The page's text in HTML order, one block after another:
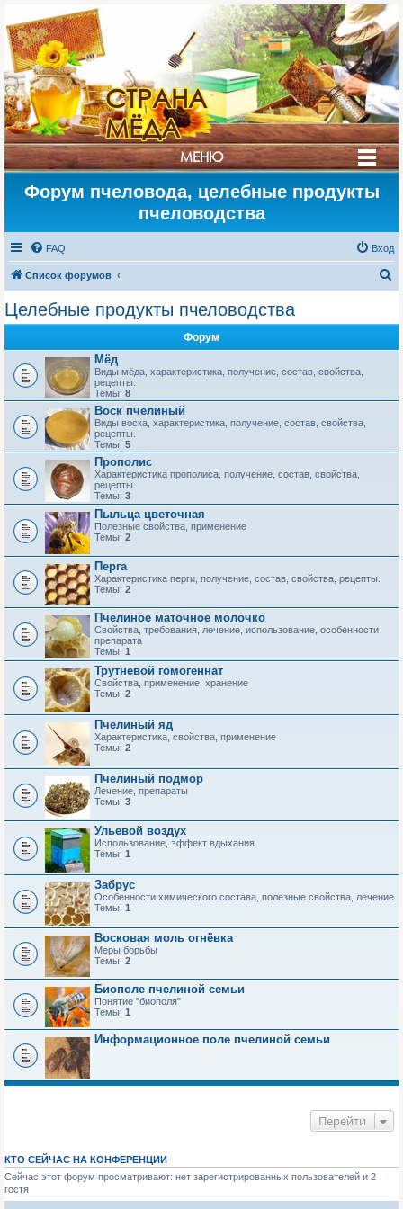
СТРАНА
МЁДА
МЕНЮ
Форум пчеловода, целебные продукты
пчеловодства
FAQ Вход
Список форумов
Целебные продукты пчеловодства
Форум
Мёд
Виды мёда, характеристика, получение, состав, свойства,
рецепты.
Темы: 8
Воск пчелиный
Виды воска, характеристика, получение, состав, свойства,
рецепты.
Темы: 5
Прополис
Характеристика прополиса, получение, состав, свойства,
рецепты.
Темы: 3
Пыльца цветочная
Полезные свойства, применение
Темы: 2
Перга
Характеристика перги, получение, состав, свойства, рецепты.
Темы: 2
Пчелиное маточное молочко
Свойства, требования, лечение, использование, особенности
препарата
Темы: 1
Трутневой гомогеннат
Свойства, применение, хранение
Темы: 2
Пчелиный яд
Характеристика, свойства, применение
Темы: 2
Пчелиный подмор
Лечение, препараты
Темы: 3
Ульевой воздух
Использование, эффект вдыхания
Темы: 1
Забрус
Особенности химического состава, полезные свойства, лечение
Темы: 1
Восковая моль огнёвка
Меры борьбы
Темы: 2
Биополе пчелиной семьи
Понятие "биополя"
Темы: 1
Информационное поле пчелиной семьи
Перейти
КТО СЕЙЧАС НА КОНФЕРЕНЦИИ
Сейчас этот форум просматривают: нет зарегистрированных пользователей и 2
гостя